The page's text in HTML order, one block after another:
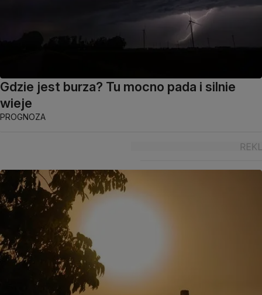
Gdzie jest burza? Tu mocno pada i silnie
wieje
PROGNOZA